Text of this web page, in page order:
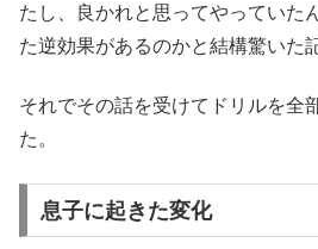
たし、良かれと思ってやっていた
た逆効果があるのかと結構驚いた
それでその話を受けてドリルを全
た。
息子に起きた変化